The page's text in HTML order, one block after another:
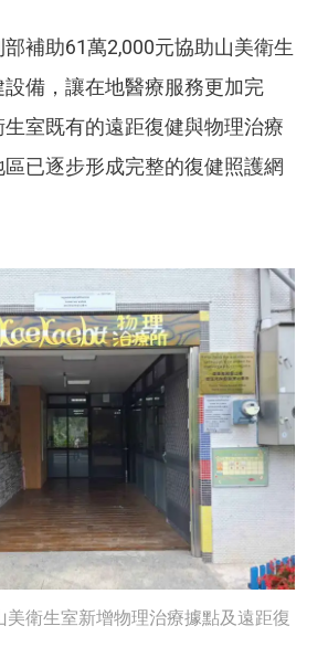
補助61萬2,000元協助山美衛生
備，讓在地醫療服務更加完
室既有的遠距復健與物理治療
已逐步形成完整的復健照護網
美衛生室新增物理治療據點及遠距復